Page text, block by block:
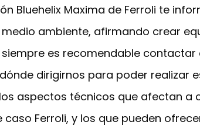
Bluehelix Maxima de Ferroli te
ambiente, afirmando crear
es recomendable contactar
dirigirnos para poder realizar
aspectos técnicos que afectan
Ferroli, y los que pueden